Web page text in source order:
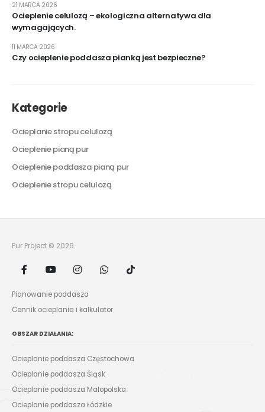
Ocieplenie celulozą – ekologiczna alternatywa dla
wymagających.
21 MARCA 2026
Czy ocieplenie poddasza pianką jest bezpieczne?
11 MARCA 2026
Kategorie
Ocieplanie stropu celulozą
Ocieplenie pianą pur
Ocieplenie poddasza pianą pur
Ocieplenie stropu celulozą
Pur Project © 2026.
Pianowanie poddasza
Cennik ocieplania i kalkulator
OBSZAR DZIAŁANIA:
Ocieplanie poddasza Częstochowa
Ocieplanie poddasza Śląsk
Ocieplanie poddasza Małopolska
Ocieplanie poddasza Łódzkie